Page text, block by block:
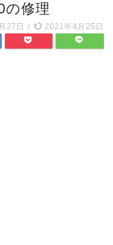
の修理
27日 / 2021年4月25日